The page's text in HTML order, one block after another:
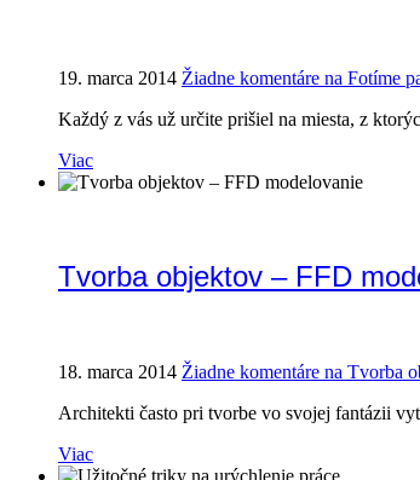
19. marca 2014 Žiadne komentáre na Fotíme
Každý z vás už určite prišiel na miesta, z
Viac
Tvorba objektov – FFD
18. marca 2014 Žiadne komentáre na Tvorba
Architekti často pri tvorbe vo svojej fantázii
Viac